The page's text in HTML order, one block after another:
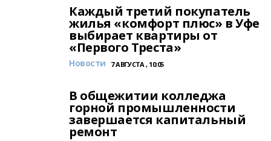
Каждый третий покупатель
жилья «комфорт плюс» в Уфе
выбирает квартиры от
«Первого Треста»
Новости 7 АВГУСТА , 10:05
В общежитии колледжа
горной промышленности
завершается капитальный
ремонт